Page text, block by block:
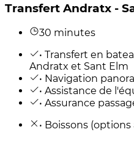
Transfert Andratx -
30 minutes
• Transfert en
Andratx et Sant Elm
• Navigation
• Assistance de
• Assurance
• Boissons (options